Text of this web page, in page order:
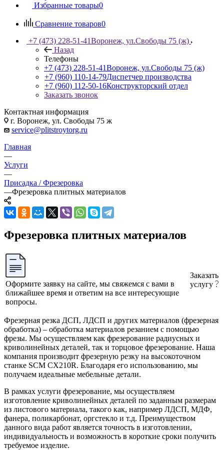
Избранные товары0
Сравнение товаров0
+7 (473) 228-51-41Воронеж, ул.Свободы 75 (ж)
Назад
Телефоны
+7 (473) 228-51-41Воронеж, ул.Свободы 75 (ж)
+7 (960) 110-14-79Диспетчер производства
+7 (960) 112-50-16Конструкторский отдел
Заказать звонок
Контактная информация
г. Воронеж, ул. Свободы 75 ж
service@plitstroytorg.ru
Главная
—
Услуги
—
Присадка / Фрезеровка
—Фрезеровка плитных материалов
Фрезеровка плитных материалов
Оформите заявку на сайте, мы свяжемся с вами в
ближайшее время и ответим на все интересующие
вопросы.
Заказать
услугу
Фрезерная резка ДСП, ЛДСП и других материалов (фрезерная
обработка) – обработка материалов резанием с помощью
фрезы. Мы осуществляем как фрезерование радиусных и
криволинейных деталей, так и торцовое фрезерование. Наша
компания производит фрезерную резку на высокоточном
станке SCM CX210R. Благодаря его использованию, мы
получаем идеальные мебельные детали.
В рамках услуги фрезерование, мы осуществляем
изготовление криволинейных деталей по заданным размерам
из листового материала, такого как, например ЛДСП, МДФ,
фанера, поликарбонат, оргстекло и т.д. Преимуществом
данного вида работ является точность в изготовлении,
индивидуальность и возможность в короткие сроки получить
требуемое изделие.